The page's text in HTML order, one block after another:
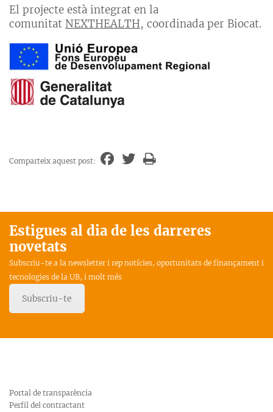
El projecte està integrat en la
comunitat NEXTHEALTH, coordinada per Biocat.
Comparteix aquest post:
Estigues al dia de les darreres
novetats
Subscriu-te a la newsletter i rep notícies, oportunitats de finançament i
tecnologies de la UB, i molt més
Subscriu-te
Portal de transparència
Perfil del contractant